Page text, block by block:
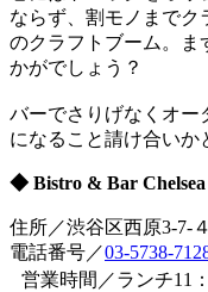
ならず、割モノまで
のクラフトブーム。ま
かがでしょう？
バーでさりげなくオー
になること請け合いか
◆ Bistro & Bar
住所／渋谷区西原3-7-４
電話番号／03-5738-
営業時間／ランチ11